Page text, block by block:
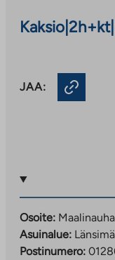
Kaksio 2h+kt|
JAA:
Osoite:
Asuinalue:
Postinumero: